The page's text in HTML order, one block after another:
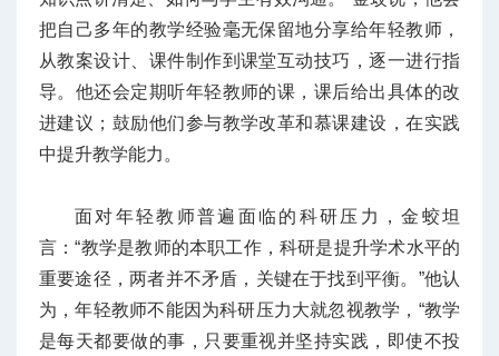
把自己多年的教学经验毫无保留地分享给年轻教师，
从教案设计、课件制作到课堂互动技巧，逐一进行指
导。他还会定期听年轻教师的课，课后给出具体的改
进建议；鼓励他们参与教学改革和慕课建设，在实践
中提升教学能力。
面对年轻教师普遍面临的科研压力，金蛟坦
言：“教学是教师的本职工作，科研是提升学术水平的
重要途径，两者并不矛盾，关键在于找到平衡。”他认
为，年轻教师不能因为科研压力大就忽视教学，“教学
是每天都要做的事，只要重视并坚持实践，即使不投